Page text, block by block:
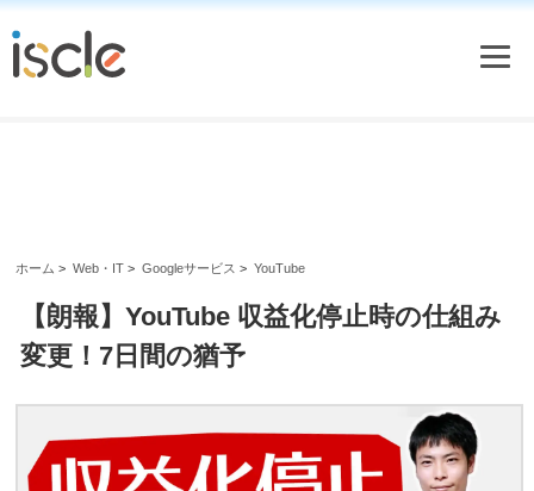
ホーム > Web・IT > Googleサービス > YouTube
【朗報】YouTube 収益化停止時の仕組み
変更！7日間の猶予